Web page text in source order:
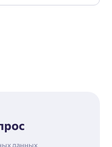
данных